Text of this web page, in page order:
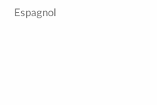
Espagnol